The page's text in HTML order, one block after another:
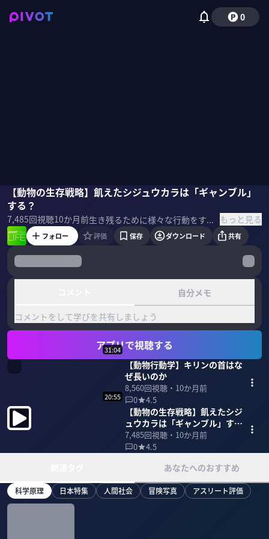
0
【動物の生存戦略】飢えたシジュウカラは「ギャンブル」
する？
7,485回視聴10か月前 生き残るために様々な行動をする動物たちの神秘。飢えたシジュウカラが生き残るためにする「ギャンブル」とは？ユニークな「動物行動学」の世界を、松原始氏に聞いた。 ▼ゲスト 松原始｜動物行動学者 1969年、奈良県生まれ。東京大学総合研究博物館•特任准教授。京都大学理学部卒。同大学院理学研究科博士課程修了。専門は動物行動学。研究テーマはカラスの生態、行動と進化。 ▼参考書籍 『君たちはなぜ、そんなことしてるのか？』 もっと見る
松原始磯貝初奈
フォロー 評価 保存 ダウンロード 共有
自分メモ
コメントをして学びを共有しましょう
アプリで視聴する
31:04
【動物行動学】キリンの首はな
ぜ長いのか
8,560回視聴・ 10か月前
0
4.5
20:55
【動物の生存戦略】飢えたシジ
ュウカラは「ギャンブル」す
る？
7,485回視聴・ 10か月前
0
4.5
あなたへのおすすめ
科学原理 日本特集 人間社会 冒険写真 アスリート評価